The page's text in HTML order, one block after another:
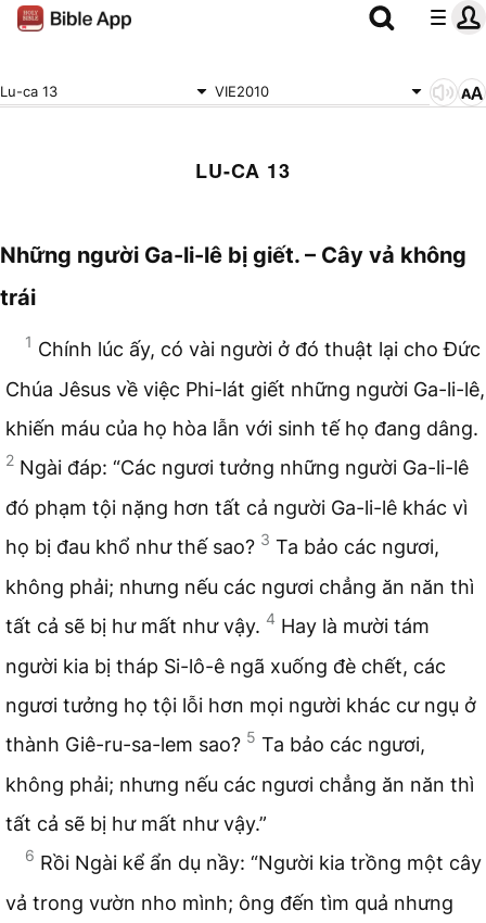
Lu-ca 13 VIE2010
LU-CA 13
Những người Ga-li-lê bị giết. – Cây vả không
trái
1 Chính lúc ấy, có vài người ở đó thuật lại cho Đức
Chúa Jêsus về việc Phi-lát giết những người Ga-li-lê,
khiến máu của họ hòa lẫn với sinh tế họ đang dâng.
2 Ngài đáp: “Các ngươi tưởng những người Ga-li-lê
đó phạm tội nặng hơn tất cả người Ga-li-lê khác vì
họ bị đau khổ như thế sao? 3 Ta bảo các ngươi,
không phải; nhưng nếu các ngươi chẳng ăn năn thì
tất cả sẽ bị hư mất như vậy. 4 Hay là mười tám
người kia bị tháp Si-lô-ê ngã xuống đè chết, các
ngươi tưởng họ tội lỗi hơn mọi người khác cư ngụ ở
thành Giê-ru-sa-lem sao? 5 Ta bảo các ngươi,
không phải; nhưng nếu các ngươi chẳng ăn năn thì
tất cả sẽ bị hư mất như vậy.”
6 Rồi Ngài kể ẩn dụ nầy: “Người kia trồng một cây
vả trong vườn nho mình; ông đến tìm quả nhưng